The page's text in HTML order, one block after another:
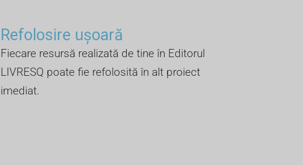
Refolosire ușoară
Fiecare resursă realizată de tine în Editorul
LIVRESQ poate fie refolosită în alt proiect
imediat.